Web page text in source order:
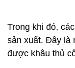
Trong khi đó,
sản xuất. Đây là
được khâu thủ